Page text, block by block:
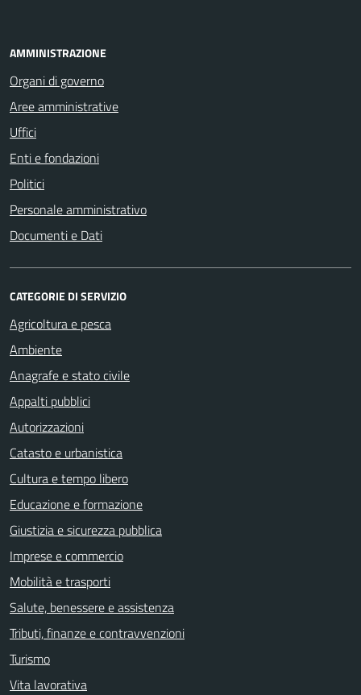
AMMINISTRAZIONE
Organi di governo
Aree amministrative
Uffici
Enti e fondazioni
Politici
Personale amministrativo
Documenti e Dati
CATEGORIE DI SERVIZIO
Agricoltura e pesca
Ambiente
Anagrafe e stato civile
Appalti pubblici
Autorizzazioni
Catasto e urbanistica
Cultura e tempo libero
Educazione e formazione
Giustizia e sicurezza pubblica
Imprese e commercio
Mobilità e trasporti
Salute, benessere e assistenza
Tributi, finanze e contravvenzioni
Turismo
Vita lavorativa